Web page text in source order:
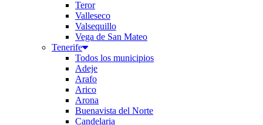
Teror
Valleseco
Valsequillo
Vega de San Mateo
Tenerife
Todos los municipios
Adeje
Arafo
Arico
Arona
Buenavista del Norte
Candelaria